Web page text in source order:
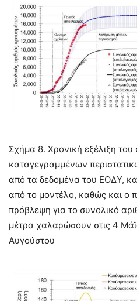
Σχήμα 8. Χρονική εξέλιξη
καταγεγραμμένων
από τα δεδομένα του ΕΟΔΥ,
από το μοντέλο, καθώς και ο
πρόβλεψη για το συνολικό
μέτρα χαλαρώσουν στις 4
Αυγούστου